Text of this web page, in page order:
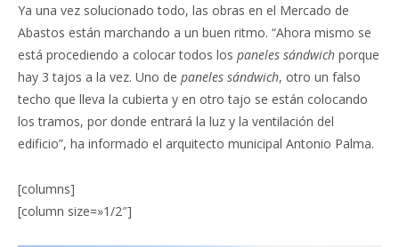
Ya una vez solucionado todo, las obras en el Mercado de
Abastos están marchando a un buen ritmo. “Ahora mismo se
está procediendo a colocar todos los paneles sándwich porque
hay 3 tajos a la vez. Uno de paneles sándwich, otro un falso
techo que lleva la cubierta y en otro tajo se están colocando
los tramos, por donde entrará la luz y la ventilación del
edificio”, ha informado el arquitecto municipal Antonio Palma.
[columns]
[column size=»1/2″]